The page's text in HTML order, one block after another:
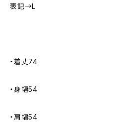
表記→L
・着丈74
・身幅54
・肩幅54